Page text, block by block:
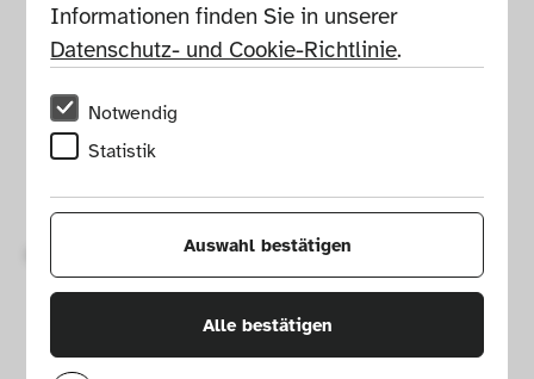
Informationen finden Sie in unserer
Datenschutz- und Cookie-Richtlinie.
Notwendig
Statistik
Auswahl bestätigen
Alle bestätigen
Impressum Presse
Hausordnung
Newsletter
Copyright © 2026 Die Neue Sammlung – The Design Museum.
Alle Rechte vorbehalten.